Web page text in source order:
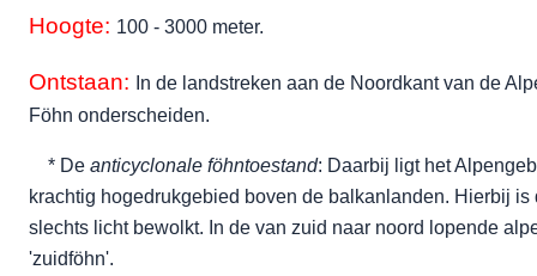
Hoogte: 100 - 3000 meter.
Ontstaan:
In de landstreken aan de Noordkant van de
Föhn onderscheiden.
* De anticyclonale föhntoestand: Daarbij ligt het
krachtig hogedrukgebied boven de balkanlanden. Hierbij
slechts licht bewolkt. In de van zuid naar noord lopende
'zuidföhn'.